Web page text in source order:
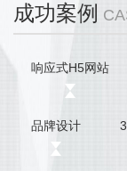
成功案例
响应式H5网站
品牌设计